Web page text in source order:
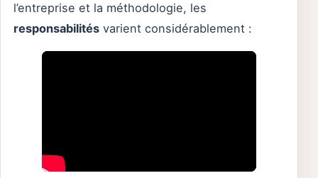
l’entreprise et la méthodologie, les
responsabilités varient considérablement :